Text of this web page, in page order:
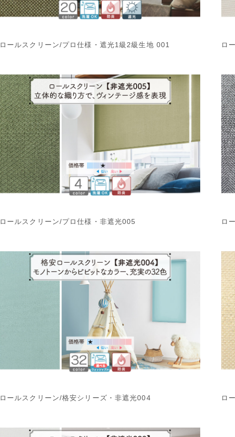
ロールスクリーン/プロ仕様・遮光1級2級生地 001 ロ
ロールスクリーン/プロ仕様・非遮光005 ロ
ロールスクリーン/格安シリーズ・非遮光004 ロ